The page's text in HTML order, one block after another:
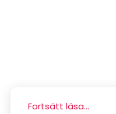
Fortsätt läsa...